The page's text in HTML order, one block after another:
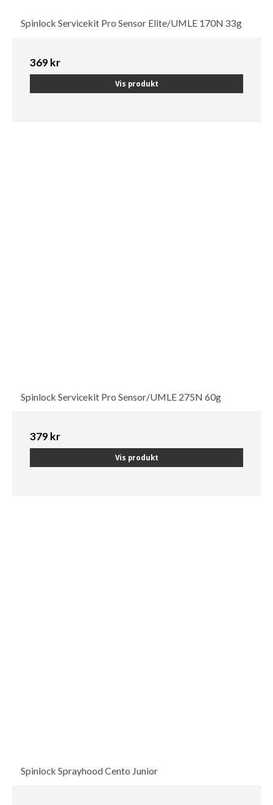
Spinlock Servicekit Pro Sensor Elite/UMLE 170N 33g
369 kr
Vis produkt
Spinlock Servicekit Pro Sensor/UMLE 275N 60g
379 kr
Vis produkt
Spinlock Sprayhood Cento Junior